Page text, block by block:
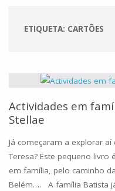
ETIQUETA: CARTÕES
Actividades em
Stellae
Já começaram a explorar aí
Teresa? Este pequeno livro
em família, pelo caminho
Belém…. A família Batista